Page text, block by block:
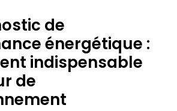
de
énergétique :
indispensable
de